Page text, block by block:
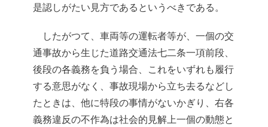
是認しがたい見方であるというべきである。
したがつて、車両等の運転者等が、一個の交
通事故から生じた道路交通法七二条一項前段、
後段の各義務を負う場合、これをいずれも履行
する意思がなく、事故現場から立ち去るなどし
たときは、他に特段の事情がないかぎり、右各
義務違反の不作為は社会的見解上一個の動態と